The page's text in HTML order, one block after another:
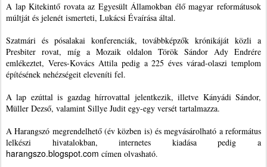
A lap Kitekintő rovata az Egyesült Államokban élő magyar reformátusok
múltját és jelenét ismerteti, Lukácsi Évaírása által.
Szatmári és pósalakai konferenciák, továbbképzők krónikáját közli a
Presbiter rovat, míg a Mozaik oldalon Török Sándor Ady Endrére
emlékeztet, Veres-Kovács Attila pedig a 225 éves várad-olaszi templom
építésének nehézségeit eleveníti fel.
A lap ezúttal is gazdag hírrovattal jelentkezik, illetve Kányádi Sándor,
Müller Dezső, valamint Sillye Judit egy-egy versét tartalmazza.
A Harangszó megrendelhető (év közben is) és megvásárolható a református
lelkészi hivatalokban, internetes kiadása pedig a
harangszo.blogspot.com címen olvasható.